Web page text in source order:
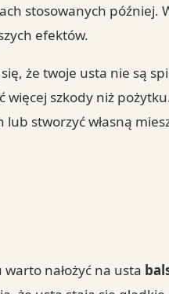
stosowanych później.
efektów.
że twoje usta nie są
szkody niż
stworzyć własną
nałożyć na usta